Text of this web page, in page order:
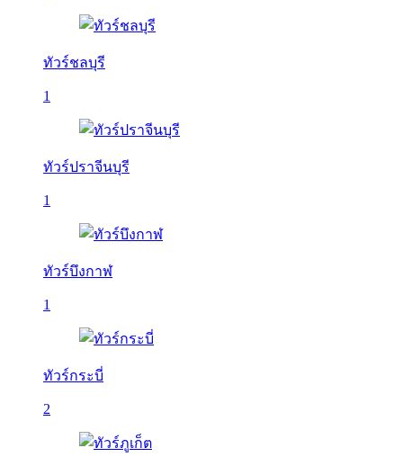
ทัวร์ชลบุรี
1
ทัวร์ปราจีนบุรี
1
ทัวร์บึงกาฬ
1
ทัวร์กระบี่
2